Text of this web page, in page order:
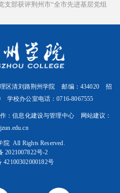
支部获评荆州市“全市先进基层党组
区清刘路荆州学院 邮编：434020 招
学校办公室电话：0716-8067555
：信息化建设与管理中心 网站建议：
All Rights Reserved.
2021007822号-2
42100302000182号